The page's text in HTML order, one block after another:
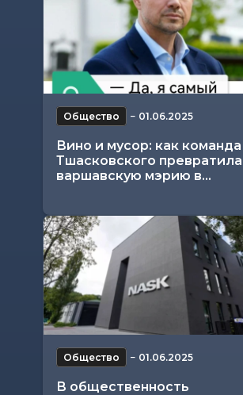
Общество − 01.06.2025
Вино и мусор: как команда
Тшасковского превратила
варшавскую мэрию в...
Общество − 01.06.2025
В общественность